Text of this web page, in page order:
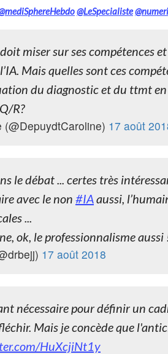
@LeSpecialiste
miser sur ses compétences
Mais quelles sont ces
du diagnostic et du ttmt
R?
17 août
le débat ... certes très
avec le non #IAaussi,
...
ok, le professionnalisme aussi
17 août 2018
nécessaire pour définir un
Mais je concède que
HuXcjiNt1y